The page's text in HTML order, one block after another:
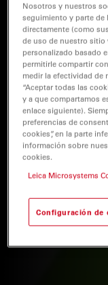
Nosotros y nuestros
seguimiento y parte
directamente (como
de uso de nuestro
personalizado basado
permitirle compartir
medir la efectividad de
“Aceptar todas las
y a que compartamos
enlace siguiente).
preferencias de
cookies”, en la parte
información sobre
cookies.
Leica Microsystems
Configuración de